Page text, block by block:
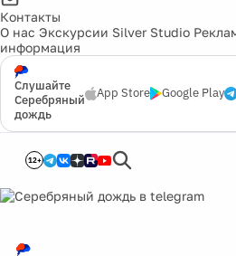
Контакты
О нас Экскурсии Silver Studio
информация
Слушайте
Серебряный
дождь
App Store Google Play
12+